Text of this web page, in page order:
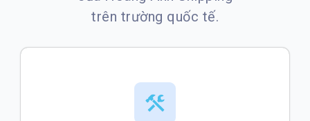
trên trường quốc tế.